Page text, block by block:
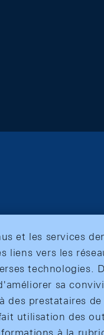
et les services
liens vers les
technologies.
sa
des prestataires
utilisation des